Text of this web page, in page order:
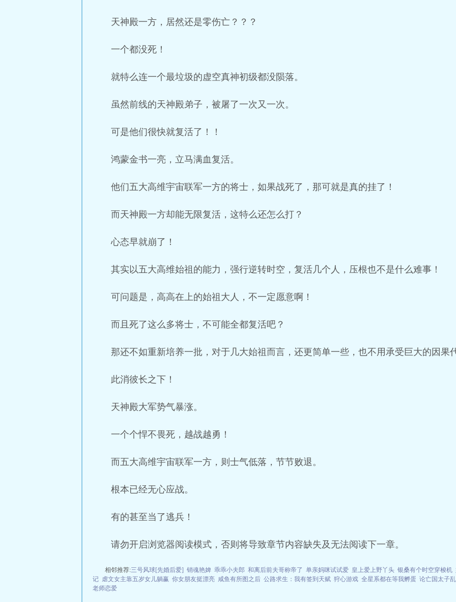
天神殿一方，居然还是零伤亡？？？
一个都没死！
就特么连一个最垃圾的虚空真神初级都没陨落。
虽然前线的天神殿弟子，被屠了一次又一次。
可是他们很快就复活了！！
鸿蒙金书一亮，立马满血复活。
他们五大高维宇宙联军一方的将士，如果战死了，那可就是真的挂了！
而天神殿一方却能无限复活，这特么还怎么打？
心态早就崩了！
其实以五大高维始祖的能力，强行逆转时空，复活几个人，压根也不是什么难事！
可问题是，高高在上的始祖大人，不一定愿意啊！
而且死了这么多将士，不可能全都复活吧？
那还不如重新培养一批，对于几大始祖而言，还更简单一些，也不用承受巨大的因果
此消彼长之下！
天神殿大军势气暴涨。
一个个悍不畏死，越战越勇！
而五大高维宇宙联军一方，则士气低落，节节败退。
根本已经无心应战。
有的甚至当了逃兵！
请勿开启浏览器阅读模式，否则将导致章节内容缺失及无法阅读下一章。
相邻推荐:三号风球[先婚后爱] 销魂艳婢 乖乖小夫郎 和离后前夫哥称帝了 单亲妈咪试试爱 皇上爱上野丫头 银桑有个时空穿梭机
记 虐文女主靠五岁女儿躺赢 你女朋友挺漂亮 咸鱼有所图之后 公路求生：我有签到天赋 狩心游戏 全星系都在等我孵蛋 论亡国太子
老师恋爱